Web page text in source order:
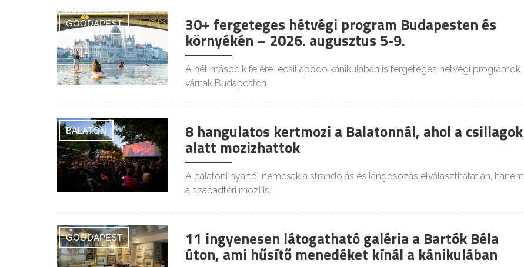
GOODAPEST 30+ fergeteges hétvégi program Budapesten és
környékén – 2026. augusztus 5-9.
A hét második felére lecsillapodó kánikulában is fergeteges hétvégi programok
várnak Budapesten.
BALATON 8 hangulatos kertmozi a Balatonnál, ahol a csillagok
alatt mozizhattok
A balatoni nyártól nemcsak a strandolás és lángosozás elválaszthatatlan, hanem
a szabadtéri mozi is.
GOODAPEST 11 ingyenesen látogatható galéria a Bartók Béla
úton, ami hűsítő menedéket kínál a kánikulában